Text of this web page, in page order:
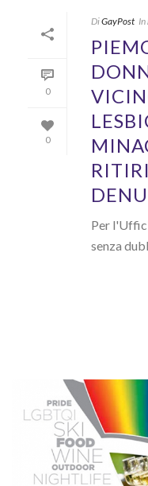
0
0
DiGayPost In
Per
senza